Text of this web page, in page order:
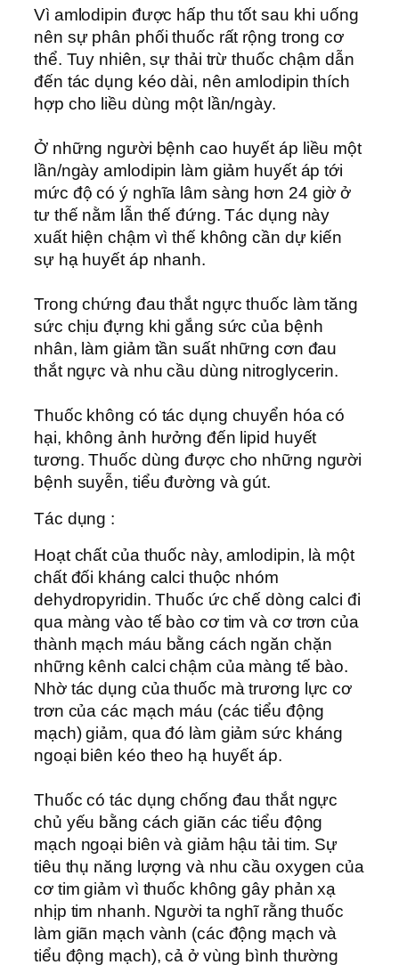
Vì amlodipin được hấp thu tốt sau khi uống
nên sự phân phối thuốc rất rộng trong cơ
thể. Tuy nhiên, sự thải trừ thuốc chậm dẫn
đến tác dụng kéo dài, nên amlodipin thích
hợp cho liều dùng một lần/ngày.
Ở những người bệnh cao huyết áp liều một
lần/ngày amlodipin làm giảm huyết áp tới
mức độ có ý nghĩa lâm sàng hơn 24 giờ ở
tư thế nằm lẫn thế đứng. Tác dụng này
xuất hiện chậm vì thế không cần dự kiến
sự hạ huyết áp nhanh.
Trong chứng đau thắt ngực thuốc làm tăng
sức chịu đựng khi gắng sức của bệnh
nhân, làm giảm tần suất những cơn đau
thắt ngực và nhu cầu dùng nitroglycerin.
Thuốc không có tác dụng chuyển hóa có
hại, không ảnh hưởng đến lipid huyết
tương. Thuốc dùng được cho những người
bệnh suyễn, tiểu đường và gút.
Tác dụng :
Hoạt chất của thuốc này, amlodipin, là một
chất đối kháng calci thuộc nhóm
dehydropyridin. Thuốc ức chế dòng calci đi
qua màng vào tế bào cơ tim và cơ trơn của
thành mạch máu bằng cách ngăn chặn
những kênh calci chậm của màng tế bào.
Nhờ tác dụng của thuốc mà trương lực cơ
trơn của các mạch máu (các tiểu động
mạch) giảm, qua đó làm giảm sức kháng
ngoại biên kéo theo hạ huyết áp.
Thuốc có tác dụng chống đau thắt ngực
chủ yếu bằng cách giãn các tiểu động
mạch ngoại biên và giảm hậu tải tim. Sự
tiêu thụ năng lượng và nhu cầu oxygen của
cơ tim giảm vì thuốc không gây phản xạ
nhịp tim nhanh. Người ta nghĩ rằng thuốc
làm giãn mạch vành (các động mạch và
tiểu động mạch), cả ở vùng bình thường